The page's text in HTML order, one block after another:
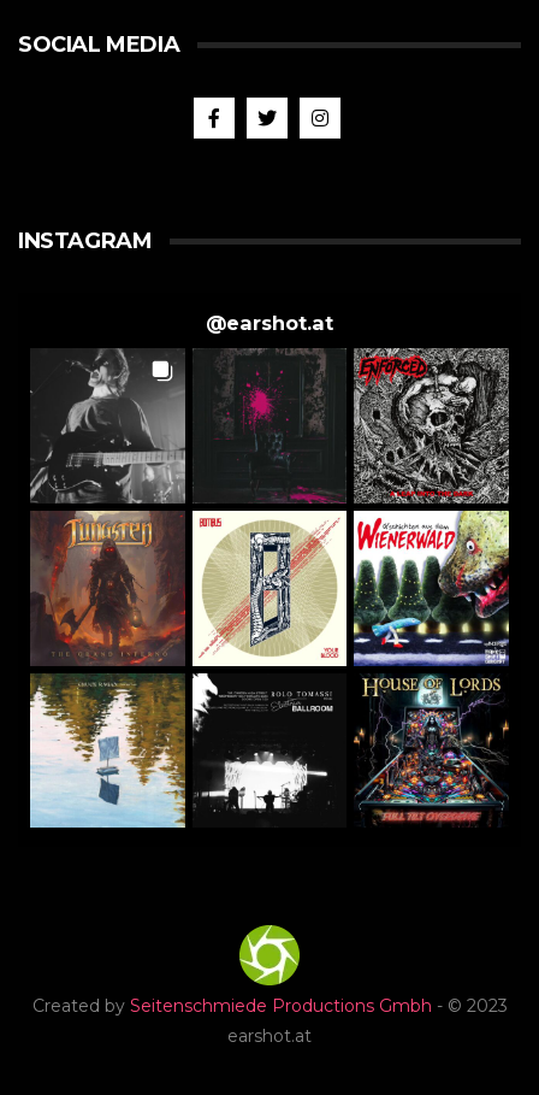
SOCIAL MEDIA
INSTAGRAM
@earshot.at
Created by Seitenschmiede Productions Gmbh - © 2023
earshot.at